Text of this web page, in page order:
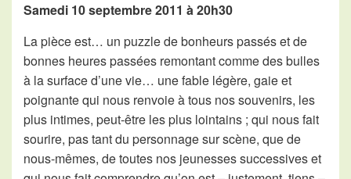
Samedi 10 septembre 2011 à 20h30
La pièce est… un puzzle de bonheurs passés et de
bonnes heures passées remontant comme des bulles
à la surface d’une vie… une fable légère, gaie et
poignante qui nous renvoie à tous nos souvenirs, les
plus intimes, peut-être les plus lointains ; qui nous fait
sourire, pas tant du personnage sur scène, que de
nous-mêmes, de toutes nos jeunesses successives et